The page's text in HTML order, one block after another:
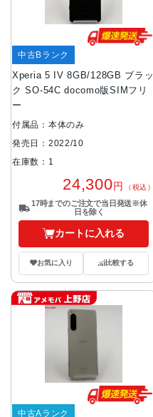
Xperia 5 IV 8GB/128GB ブラッ
ク SO-54C docomo版SIMフリ
ー
中古Bランク
付属品：本体のみ
発売日：2022/10
在庫数：1
24,300円 （税込）
17時までのご注文で当日発送※休
日を除く
カートに入れる
お気に入り 比較する
中古Aランク